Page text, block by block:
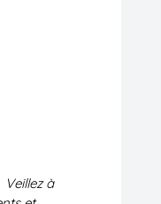
Veillez à